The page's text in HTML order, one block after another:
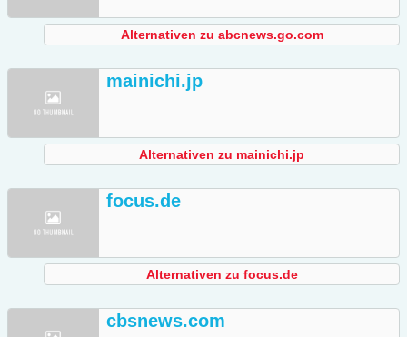
Alternativen zu abcnews.go.com
mainichi.jp
Alternativen zu mainichi.jp
focus.de
Alternativen zu focus.de
cbsnews.com